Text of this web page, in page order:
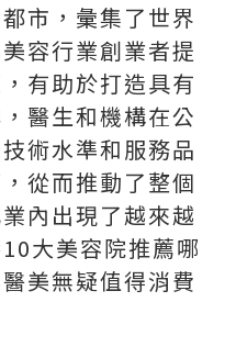
市，彙集了世界
容行業創業者提
有助於打造具有
醫生和機構在公
術水準和服務品
從而推動了整個
內出現了越來越
大美容院推薦哪
美無疑值得消費